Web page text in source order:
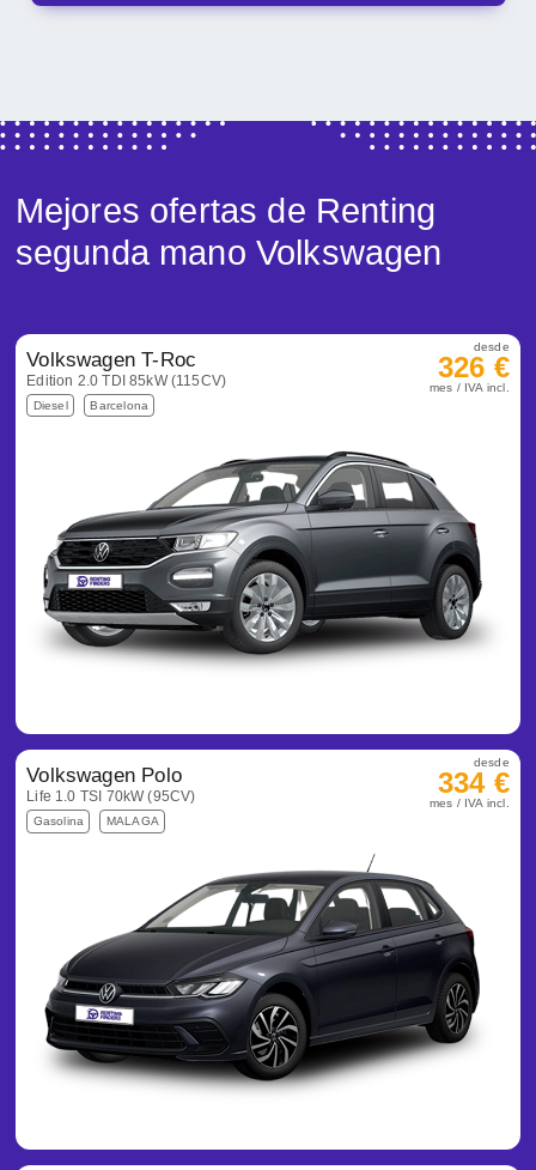
Mejores ofertas de Renting
segunda mano Volkswagen
Volkswagen T-Roc
Edition 2.0 TDI 85kW (115CV)
Diesel Barcelona
desde
326 €
mes / IVA incl.
Volkswagen Polo
Life 1.0 TSI 70kW (95CV)
Gasolina MALAGA
desde
334 €
mes / IVA incl.